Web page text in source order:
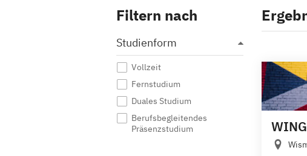
Filtern nach
Studienform
Vollzeit
Fernstudium
Duales Studium
Berufsbegleitendes
Präsenzstudium